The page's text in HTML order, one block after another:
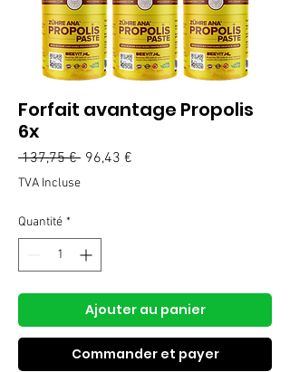
Forfait avantage Propolis
6x
137,75 € Prix
96,43 €
TVA Incluse
Quantité *
Ajouter au panier
Commander et payer